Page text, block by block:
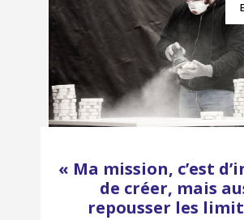
« Ma mission, c’est
de créer, mais
repousser les